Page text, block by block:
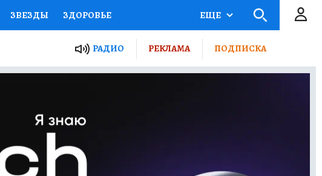
ЗВЕЗДЫ ЗДОРОВЬЕ
ПРОЕКТЫ РОССИИ
СЕКРЕТЫ ПУТЕВОДИТЕЛЬ
ГИД ПОТРЕБИТЕЛЯ
ЕЩЕ
РАДИО РЕКЛАМА ПОДПИСКА